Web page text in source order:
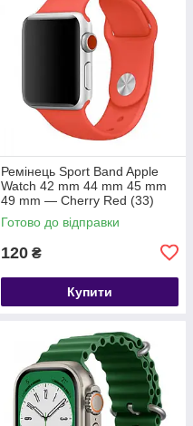
Ремінець Sport Band Apple
Watch 42 mm 44 mm 45 mm
49 mm — Cherry Red (33)
Готово до відправки
120 ₴
Купити